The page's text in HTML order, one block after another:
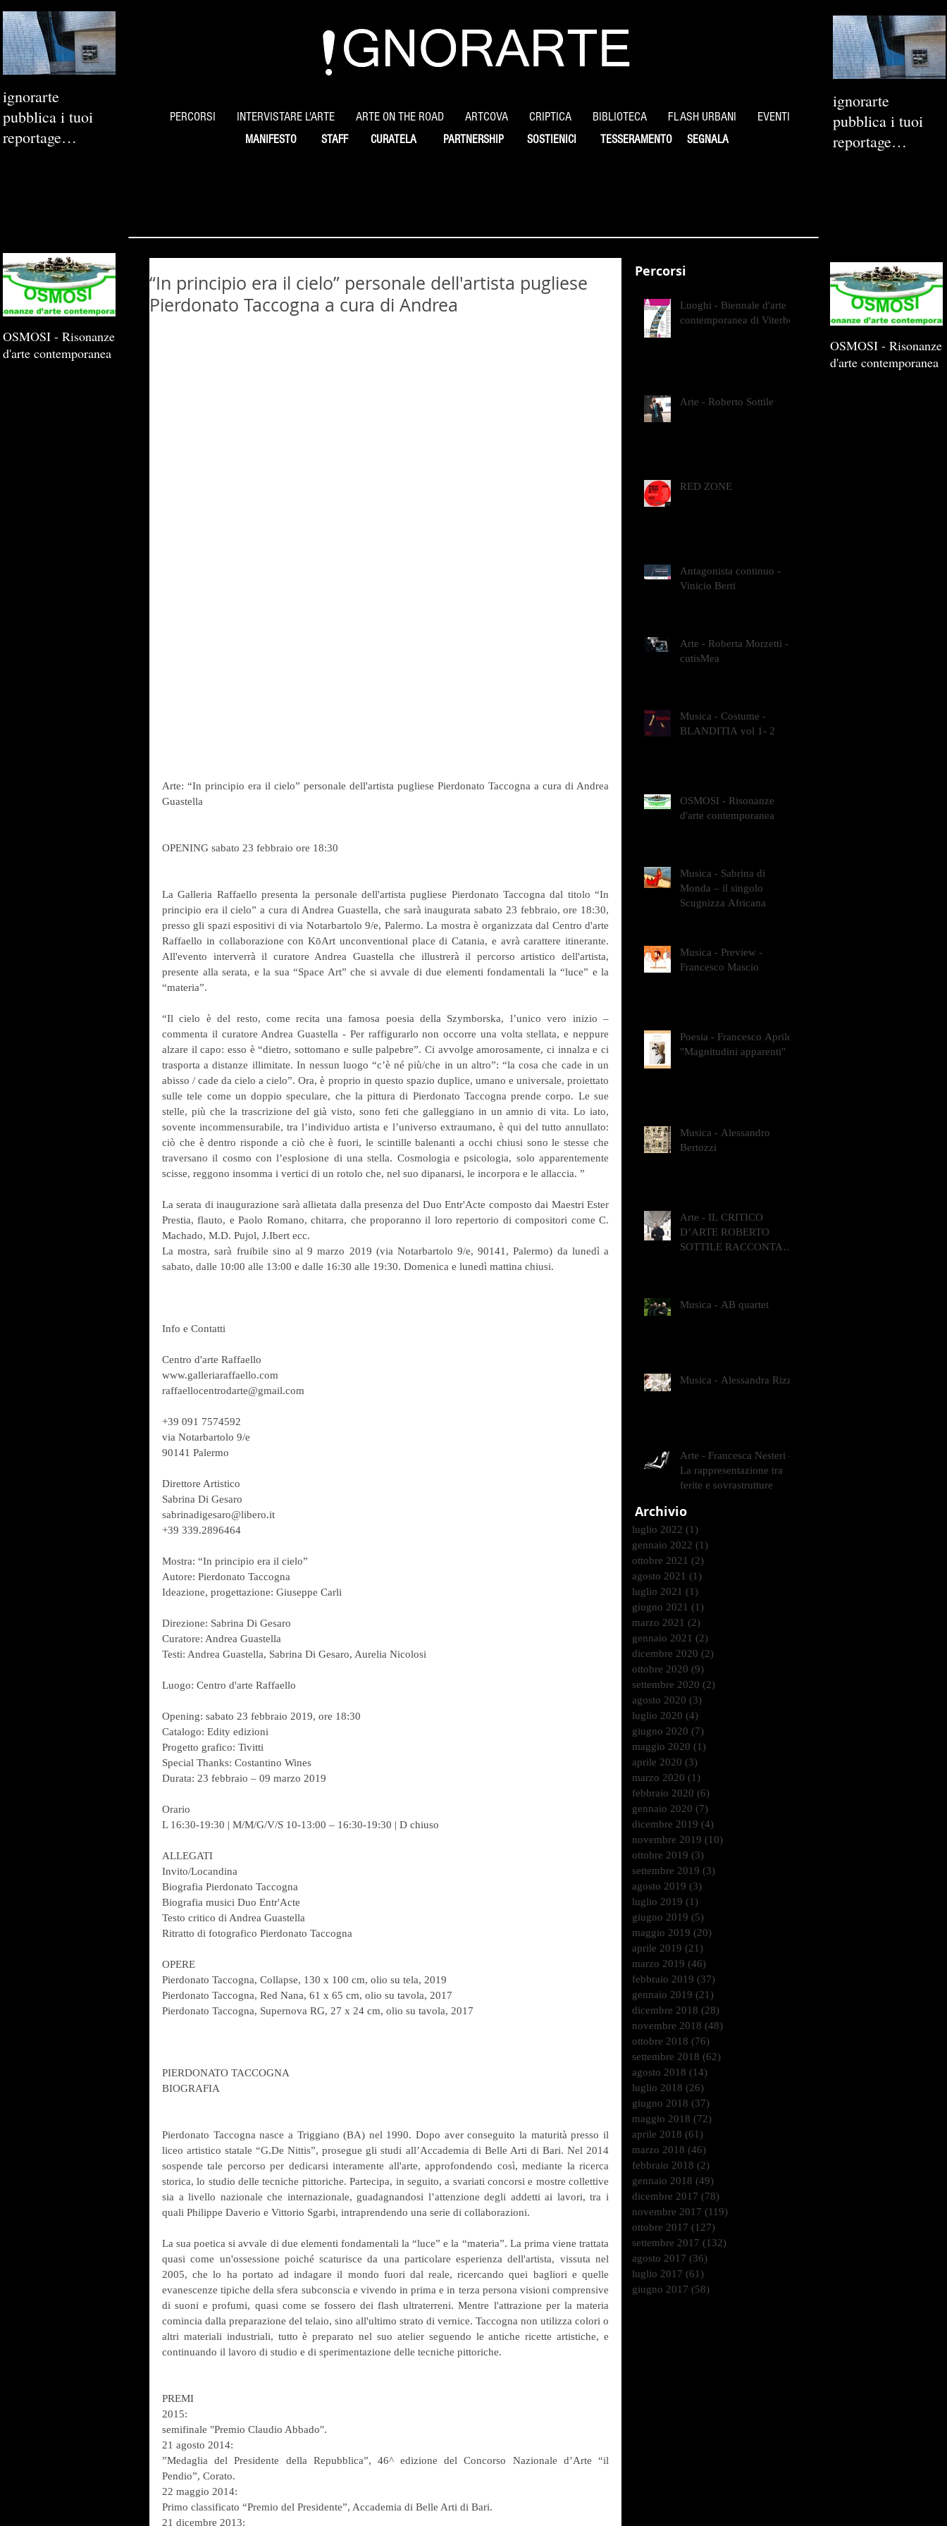
ignorarte
pubblica i tuoi
reportage
PERCORSI INTERVISTARE L'ARTE ARTE ON THE ROAD ARTCOVA CRIPTICA BIBLIOTECA FLASH URBANI EVENTI
MANIFESTO STAFF CURATELA PARTNERSHIP SOSTIENICI SEGNALA
TESSERAMENTO
ignorarte
pubblica i tuoi
reportage
“In principio era il cielo” personale dell'artista pugliese
Pierdonato Taccogna a cura di Andrea
Arte: “In principio era il cielo” personale dell'artista pugliese Pierdonato Taccogna a cura di Andrea
Guastella
OPENING sabato 23 febbraio ore 18:30
La Galleria Raffaello presenta la personale dell'artista pugliese Pierdonato Taccogna dal titolo “In
principio era il cielo” a cura di Andrea Guastella, che sarà inaugurata sabato 23 febbraio, ore 18:30,
presso gli spazi espositivi di via Notarbartolo 9/e, Palermo. La mostra è organizzata dal Centro d'arte
Raffaello in collaborazione con KōArt unconventional place di Catania, e avrà carattere itinerante.
All'evento interverrà il curatore Andrea Guastella che illustrerà il percorso artistico dell'artista,
presente alla serata, e la sua “Space Art” che si avvale di due elementi fondamentali la “luce” e la
“materia”.
“Il cielo è del resto, come recita una famosa poesia della Szymborska, l’unico vero inizio –
commenta il curatore Andrea Guastella - Per raffigurarlo non occorre una volta stellata, e neppure
alzare il capo: esso è “dietro, sottomano e sulle palpebre”. Ci avvolge amorosamente, ci innalza e ci
trasporta a distanze illimitate. In nessun luogo “c’è né più/che in un altro”: “la cosa che cade in un
abisso / cade da cielo a cielo”. Ora, è proprio in questo spazio duplice, umano e universale, proiettato
sulle tele come un doppio speculare, che la pittura di Pierdonato Taccogna prende corpo. Le sue
stelle, più che la trascrizione del già visto, sono feti che galleggiano in un amnio di vita. Lo iato,
sovente incommensurabile, tra l’individuo artista e l’universo extraumano, è qui del tutto annullato:
ciò che è dentro risponde a ciò che è fuori, le scintille balenanti a occhi chiusi sono le stesse che
traversano il cosmo con l’esplosione di una stella. Cosmologia e psicologia, solo apparentemente
scisse, reggono insomma i vertici di un rotolo che, nel suo dipanarsi, le incorpora e le allaccia. ”
La serata di inaugurazione sarà allietata dalla presenza del Duo Entr'Acte composto dai Maestri Ester
Prestia, flauto, e Paolo Romano, chitarra, che proporanno il loro repertorio di compositori come C.
Machado, M.D. Pujol, J.Ibert ecc.
La mostra, sarà fruibile sino al 9 marzo 2019 (via Notarbartolo 9/e, 90141, Palermo) da lunedì a
sabato, dalle 10:00 alle 13:00 e dalle 16:30 alle 19:30. Domenica e lunedì mattina chiusi.
Info e Contatti
Centro d'arte Raffaello
www.galleriaraffaello.com
raffaellocentrodarte@gmail.com
+39 091 7574592
via Notarbartolo 9/e
90141 Palermo
Direttore Artistico
Sabrina Di Gesaro
sabrinadigesaro@libero.it
+39 339.2896464
Mostra: “In principio era il cielo”
Autore: Pierdonato Taccogna
Ideazione, progettazione: Giuseppe Carli
Direzione: Sabrina Di Gesaro
Curatore: Andrea Guastella
Testi: Andrea Guastella, Sabrina Di Gesaro, Aurelia Nicolosi
Luogo: Centro d'arte Raffaello
Opening: sabato 23 febbraio 2019, ore 18:30
Catalogo: Edity edizioni
Progetto grafico: Tivitti
Special Thanks: Costantino Wines
Durata: 23 febbraio – 09 marzo 2019
Orario
L 16:30-19:30 | M/M/G/V/S 10-13:00 – 16:30-19:30 | D chiuso
ALLEGATI
Invito/Locandina
Biografia Pierdonato Taccogna
Biografia musici Duo Entr'Acte
Testo critico di Andrea Guastella
Ritratto di fotografico Pierdonato Taccogna
OPERE
Pierdonato Taccogna, Collapse, 130 x 100 cm, olio su tela, 2019
Pierdonato Taccogna, Red Nana, 61 x 65 cm, olio su tavola, 2017
Pierdonato Taccogna, Supernova RG, 27 x 24 cm, olio su tavola, 2017
PIERDONATO TACCOGNA
BIOGRAFIA
Pierdonato Taccogna nasce a Triggiano (BA) nel 1990. Dopo aver conseguito la maturità presso il
liceo artistico statale “G.De Nittis”, prosegue gli studi all’Accademia di Belle Arti di Bari. Nel 2014
sospende tale percorso per dedicarsi interamente all'arte, approfondendo così, mediante la ricerca
storica, lo studio delle tecniche pittoriche. Partecipa, in seguito, a svariati concorsi e mostre collettive
sia a livello nazionale che internazionale, guadagnandosi l’attenzione degli addetti ai lavori, tra i
quali Philippe Daverio e Vittorio Sgarbi, intraprendendo una serie di collaborazioni.
La sua poetica si avvale di due elementi fondamentali la “luce” e la “materia”. La prima viene trattata
quasi come un'ossessione poiché scaturisce da una particolare esperienza dell'artista, vissuta nel
2005, che lo ha portato ad indagare il mondo fuori dal reale, ricercando quei bagliori e quelle
evanescenze tipiche della sfera subconscia e vivendo in prima e in terza persona visioni comprensive
di suoni e profumi, quasi come se fossero dei flash ultraterreni. Mentre l'attrazione per la materia
comincia dalla preparazione del telaio, sino all'ultimo strato di vernice. Taccogna non utilizza colori o
altri materiali industriali, tutto è preparato nel suo atelier seguendo le antiche ricette artistiche, e
continuando il lavoro di studio e di sperimentazione delle tecniche pittoriche.
PREMI
2015:
semifinale "Premio Claudio Abbado".
21 agosto 2014:
”Medaglia del Presidente della Repubblica”, 46^ edizione del Concorso Nazionale d’Arte “il
Pendio”, Corato.
22 maggio 2014:
Primo classificato “Premio del Presidente”, Accademia di Belle Arti di Bari.
21 dicembre 2013:
Percorsi
Luoghi - Biennale d'arte
contemporanea di Viterbo
Arte - Roberto Sottile
RED ZONE
Antagonista continuo -
Vinicio Berti
Arte - Roberta Morzetti -
cutisMea
Musica - Costume -
BLANDITIA vol 1- 2
OSMOSI - Risonanze
d'arte contemporanea
Musica - Sabrina di
Monda – il singolo
Scugnizza Africana
Musica - Preview -
Francesco Mascio
Poesia - Francesco Aprile -
"Magnitudini apparenti"
Musica - Alessandro
Bertozzi
Arte - IL CRITICO
D’ARTE ROBERTO
SOTTILE RACCONTA
Musica - AB quartet
Musica - Alessandra Rizzo
Arte - Francesca Nesteri -
La rappresentazione tra
ferite e sovrastrutture
Archivio
luglio 2022 (1)
gennaio 2022 (1)
ottobre 2021 (2)
agosto 2021 (1)
luglio 2021 (1)
giugno 2021 (1)
marzo 2021 (2)
gennaio 2021 (2)
dicembre 2020 (2)
ottobre 2020 (9)
settembre 2020 (2)
agosto 2020 (3)
luglio 2020 (4)
giugno 2020 (7)
maggio 2020 (1)
aprile 2020 (3)
marzo 2020 (1)
febbraio 2020 (6)
gennaio 2020 (7)
dicembre 2019 (4)
novembre 2019 (10)
ottobre 2019 (3)
settembre 2019 (3)
agosto 2019 (3)
luglio 2019 (1)
giugno 2019 (5)
maggio 2019 (20)
aprile 2019 (21)
marzo 2019 (46)
febbraio 2019 (37)
gennaio 2019 (21)
dicembre 2018 (28)
novembre 2018 (48)
ottobre 2018 (76)
settembre 2018 (62)
agosto 2018 (14)
luglio 2018 (26)
giugno 2018 (37)
maggio 2018 (72)
aprile 2018 (61)
marzo 2018 (46)
febbraio 2018 (2)
gennaio 2018 (49)
dicembre 2017 (78)
novembre 2017 (119)
ottobre 2017 (127)
settembre 2017 (132)
agosto 2017 (36)
luglio 2017 (61)
giugno 2017 (58)
OSMOSI - Risonanze
d'arte contemporanea
OSMOSI - Risonanze
d'arte contemporanea